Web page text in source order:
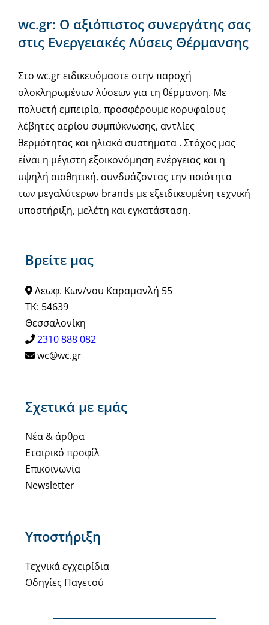
Βρείτε μας
Λεωφ. Κων/νου Καραμανλή 55
ΤΚ: 54639
Θεσσαλονίκη
2310 888 082
wc@wc.gr
Σχετικά με εμάς
Νέα & άρθρα
Εταιρικό προφίλ
Επικοινωνία
Newsletter
Υποστήριξη
Τεχνικά εγχειρίδια
Οδηγίες Παγετού
wc.gr: Ο αξιόπιστος συνεργάτης σας
στις Ενεργειακές Λύσεις Θέρμανσης
Στο wc.gr ειδικευόμαστε στην παροχή
ολοκληρωμένων λύσεων για τη θέρμανση. Με
πολυετή εμπειρία, προσφέρουμε κορυφαίους
λέβητες αερίου συμπύκνωσης, αντλίες
θερμότητας και ηλιακά συστήματα . Στόχος μας
είναι η μέγιστη εξοικονόμηση ενέργειας και η
υψηλή αισθητική, συνδυάζοντας την ποιότητα
των μεγαλύτερων brands με εξειδικευμένη τεχνική
υποστήριξη, μελέτη και εγκατάσταση.